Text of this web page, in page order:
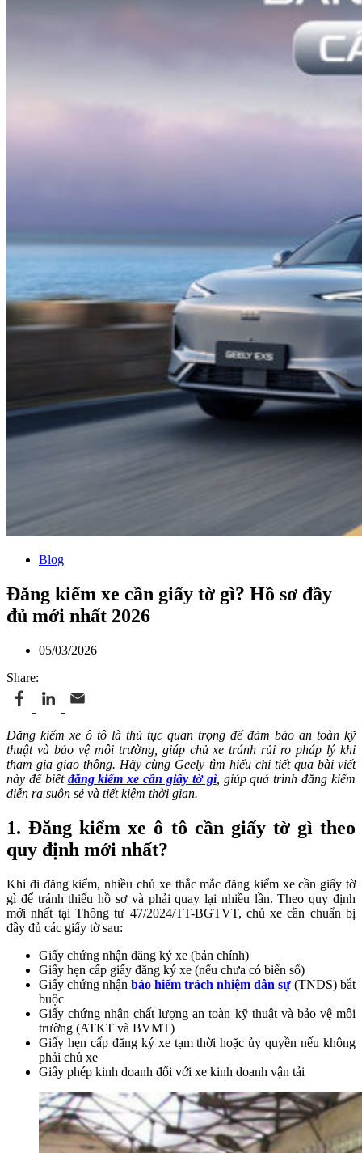
Blog
Đăng kiểm xe cần giấy tờ gì? Hồ sơ đầy
đủ mới nhất 2026
05/03/2026
Share:
Đăng kiểm xe ô tô là thủ tục quan trọng để đảm bảo an toàn kỹ
thuật và bảo vệ môi trường, giúp chủ xe tránh rủi ro pháp lý khi
tham gia giao thông. Hãy cùng Geely tìm hiểu chi tiết qua bài viết
này để biết đăng kiểm xe cần giấy tờ gì, giúp quá trình đăng kiểm
diễn ra suôn sẻ và tiết kiệm thời gian.
1.Đăng kiểm xe ô tô cần giấy tờ gì theo
quy định mới nhất?
Khi đi đăng kiểm, nhiều chủ xe thắc mắc đăng kiểm xe cần giấy tờ
gì để tránh thiếu hồ sơ và phải quay lại nhiều lần. Theo quy định
mới nhất tại Thông tư 47/2024/TT-BGTVT, chủ xe cần chuẩn bị
đầy đủ các giấy tờ sau:
Giấy chứng nhận đăng ký xe (bản chính)
Giấy hẹn cấp giấy đăng ký xe (nếu chưa có biển số)
Giấy chứng nhận bảo hiểm trách nhiệm dân sự (TNDS) bắt
buộc
Giấy chứng nhận chất lượng an toàn kỹ thuật và bảo vệ môi
trường (ATKT và BVMT)
Giấy hẹn cấp đăng ký xe tạm thời hoặc ủy quyền nếu không
phải chủ xe
Giấy phép kinh doanh đối với xe kinh doanh vận tải